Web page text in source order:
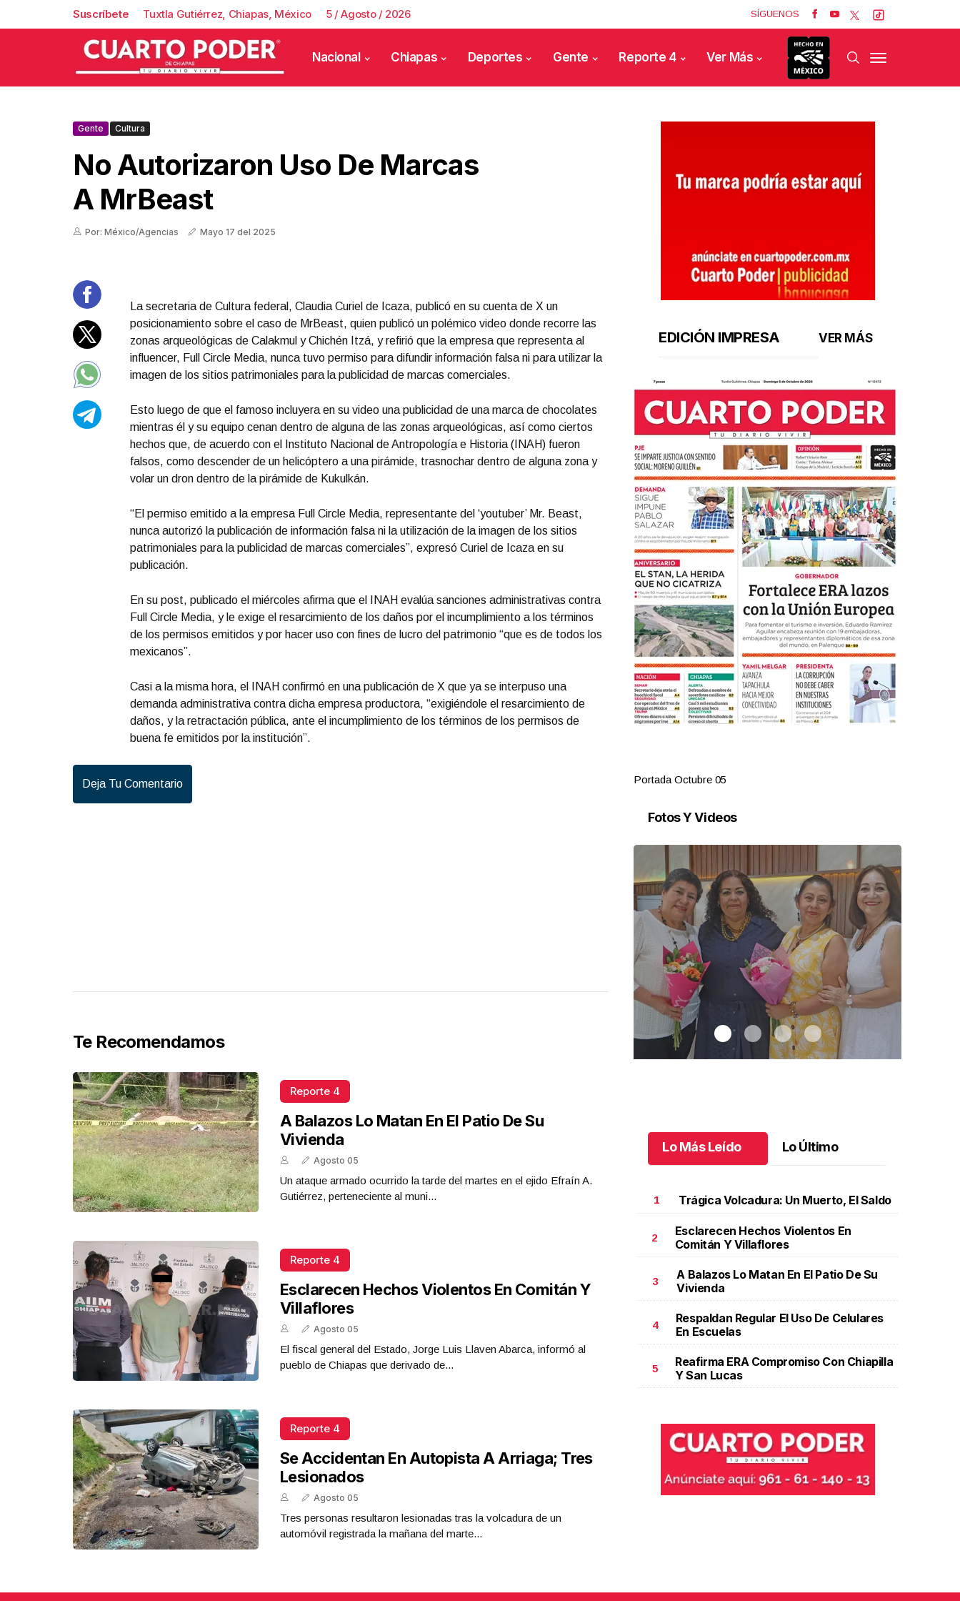
Suscríbete Tuxtla Gutiérrez, Chiapas, México 5 / Agosto / 2026 SÍGUENOS
Nacional Chiapas Deportes Gente Reporte 4 Ver Más
Gente Cultura
No Autorizaron Uso De Marcas
A MrBeast
Por: México/Agencias Mayo 17 del 2025
La secretaria de Cultura federal, Claudia Curiel de Icaza, publicó en su cuenta de X un
posicionamiento sobre el caso de MrBeast, quien publicó un polémico video donde recorre las
zonas arqueológicas de Calakmul y Chichén Itzá, y refirió que la empresa que representa al
influencer, Full Circle Media, nunca tuvo permiso para difundir información falsa ni para utilizar la
imagen de los sitios patrimoniales para la publicidad de marcas comerciales.
Esto luego de que el famoso incluyera en su video una publicidad de una marca de chocolates
mientras él y su equipo cenan dentro de alguna de las zonas arqueológicas, así como ciertos
hechos que, de acuerdo con el Instituto Nacional de Antropología e Historia (INAH) fueron
falsos, como descender de un helicóptero a una pirámide, trasnochar dentro de alguna zona y
volar un dron dentro de la pirámide de Kukulkán.
“El permiso emitido a la empresa Full Circle Media, representante del ‘youtuber’ Mr. Beast,
nunca autorizó la publicación de información falsa ni la utilización de la imagen de los sitios
patrimoniales para la publicidad de marcas comerciales”, expresó Curiel de Icaza en su
publicación.
En su post, publicado el miércoles afirma que el INAH evalúa sanciones administrativas contra
Full Circle Media, y le exige el resarcimiento de los daños por el incumplimiento a los términos
de los permisos emitidos y por hacer uso con fines de lucro del patrimonio “que es de todos los
mexicanos”.
Casi a la misma hora, el INAH confirmó en una publicación de X que ya se interpuso una
demanda administrativa contra dicha empresa productora, “exigiéndole el resarcimiento de
daños, y la retractación pública, ante el incumplimiento de los términos de los permisos de
buena fe emitidos por la institución”.
Deja Tu Comentario
Te Recomendamos
Reporte 4
A Balazos Lo Matan En El Patio De Su
Vivienda
Agosto 05
Un ataque armado ocurrido la tarde del martes en el ejido Efraín A.
Gutiérrez, perteneciente al muni...
Reporte 4
Esclarecen Hechos Violentos En Comitán Y
Villaflores
Agosto 05
El fiscal general del Estado, Jorge Luis Llaven Abarca, informó al
pueblo de Chiapas que derivado de...
Reporte 4
Se Accidentan En Autopista A Arriaga; Tres
Lesionados
Agosto 05
Tres personas resultaron lesionadas tras la volcadura de un
automóvil registrada la mañana del marte...
EDICIÓN IMPRESA VER MÁS
Portada Octubre 05
Fotos Y Videos
Una emotiva jubilación en educación especial
emotiva jubilación en educación especial
Octubre 04 l
Lo Más Leído Lo Último
1 Trágica Volcadura: Un Muerto, El Saldo
2
Esclarecen Hechos Violentos En
Comitán Y Villaflores
3
A Balazos Lo Matan En El Patio De Su
Vivienda
4
Respaldan Regular El Uso De Celulares
En Escuelas
5
Reafirma ERA Compromiso Con Chiapilla
Y San Lucas